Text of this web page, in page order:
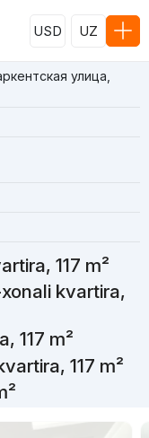
USD UZ
улица,
117 m²
kvartira,
117 m²
117 m²